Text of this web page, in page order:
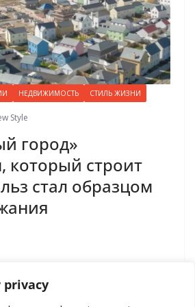
privacy
НЕДВИЖИМОСТЬ СТИЛЬ ЖИЗНИ
Style
город»
который строит
стал образцом